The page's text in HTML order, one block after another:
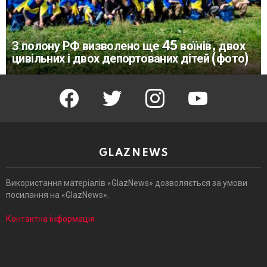
З полону РФ визволено ще 45 воїнів, двох
цивільних і двох депортованих дітей (фото)
facebook twitter instagram youtube
GLAZNEWS
Використання матеріалів «GlazNews» дозволяється за умови
посилання на «GlazNews».
Контактна інформація